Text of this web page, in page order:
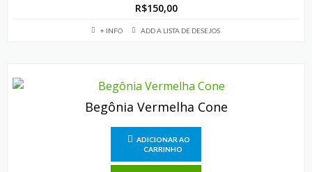
R$150,00
+ INFO ADD A LISTA DE DESEJOS
Begônia Vermelha Cone
ADICIONAR AO
CARRINHO